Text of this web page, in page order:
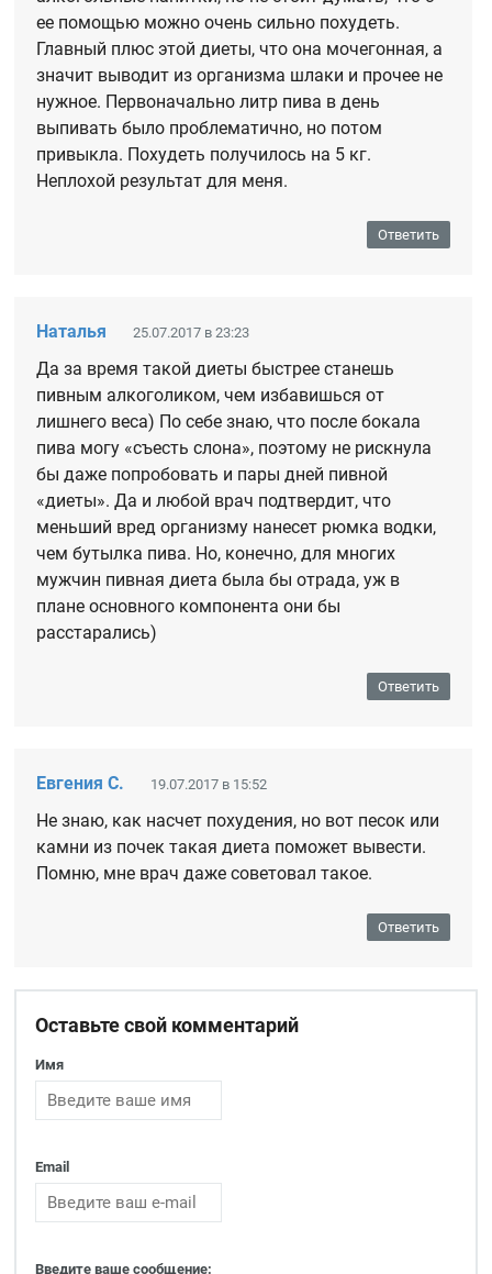
ее помощью можно очень сильно похудеть.
Главный плюс этой диеты, что она мочегонная, а
значит выводит из организма шлаки и прочее не
нужное. Первоначально литр пива в день
выпивать было проблематично, но потом
привыкла. Похудеть получилось на 5 кг.
Неплохой результат для меня.
Ответить
Наталья 25.07.2017 в 23:23
Да за время такой диеты быстрее станешь
пивным алкоголиком, чем избавишься от
лишнего веса) По себе знаю, что после бокала
пива могу «съесть слона», поэтому не рискнула
бы даже попробовать и пары дней пивной
«диеты». Да и любой врач подтвердит, что
меньший вред организму нанесет рюмка водки,
чем бутылка пива. Но, конечно, для многих
мужчин пивная диета была бы отрада, уж в
плане основного компонента они бы
расстарались)
Ответить
Евгения С. 19.07.2017 в 15:52
Не знаю, как насчет похудения, но вот песок или
камни из почек такая диета поможет вывести.
Помню, мне врач даже советовал такое.
Ответить
Оставьте свой комментарий
Имя
Email
Введите ваше сообщение: